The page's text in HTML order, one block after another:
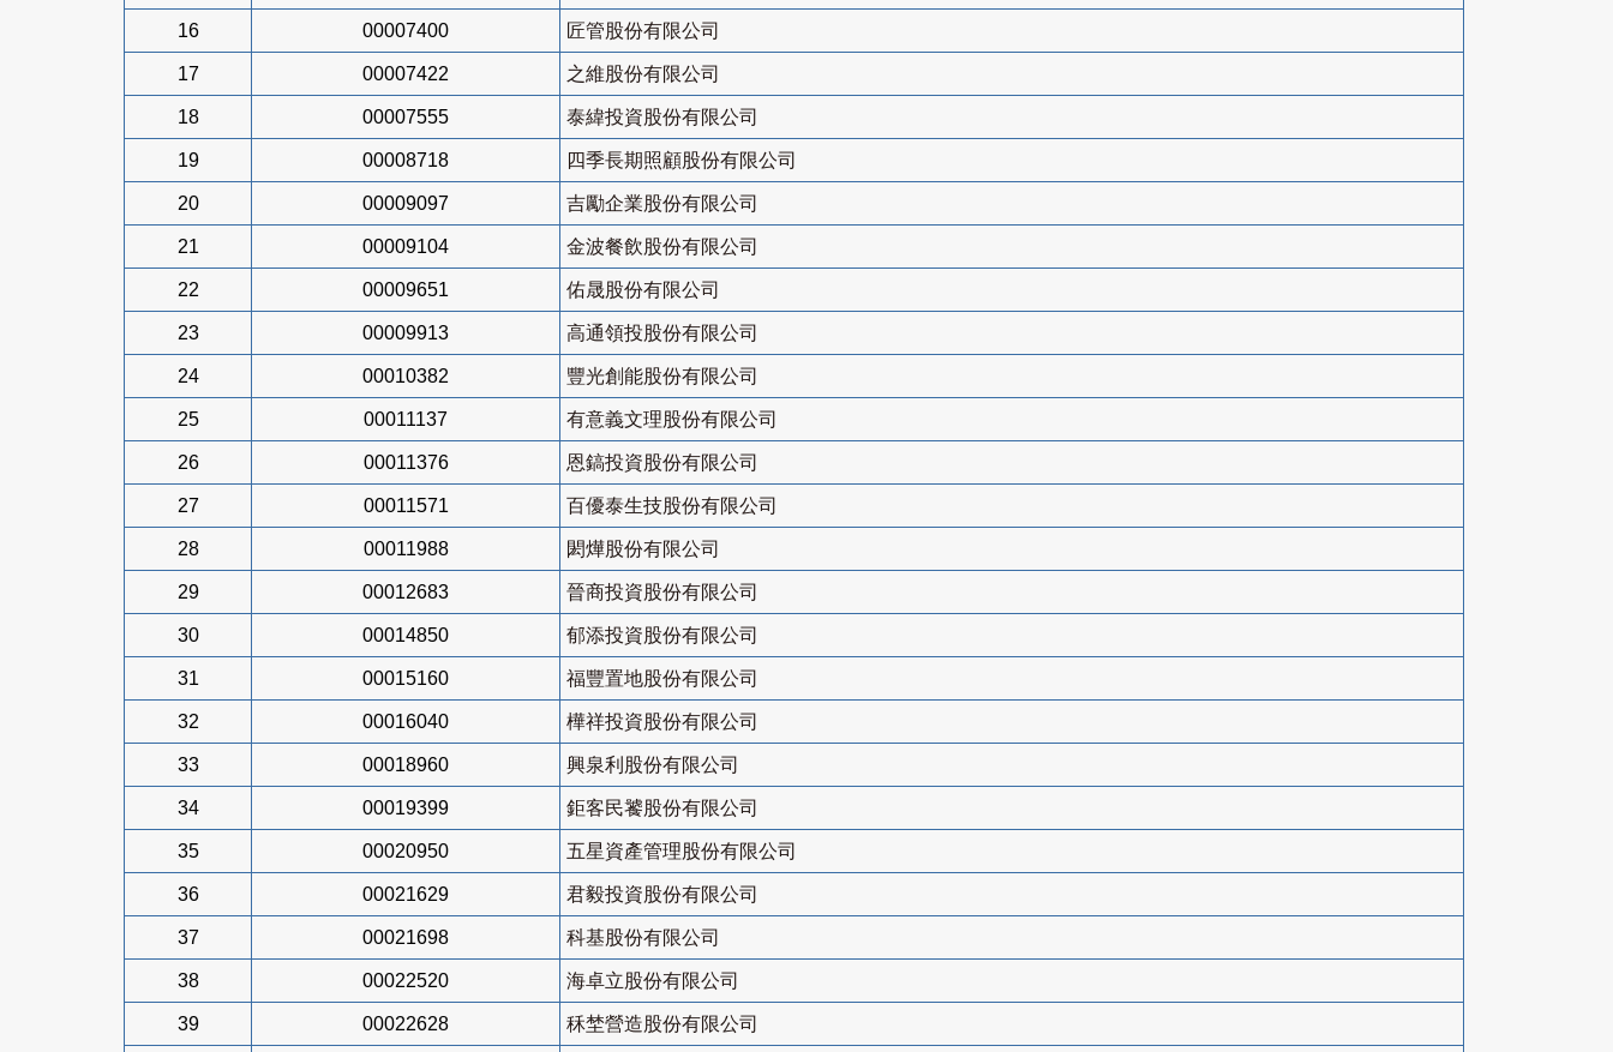
16 00007400 匠管股份有限公司
17 00007422 之維股份有限公司
18 00007555 泰緯投資股份有限公司
19 00008718 四季長期照顧股份有限公司
20 00009097 吉勵企業股份有限公司
21 00009104 金波餐飲股份有限公司
22 00009651 佑晟股份有限公司
23 00009913 高通領投股份有限公司
24 00010382 豐光創能股份有限公司
25 00011137 有意義文理股份有限公司
26 00011376 恩鎬投資股份有限公司
27 00011571 百優泰生技股份有限公司
28 00011988 閎燁股份有限公司
29 00012683 晉商投資股份有限公司
30 00014850 郁添投資股份有限公司
31 00015160 福豐置地股份有限公司
32 00016040 樺祥投資股份有限公司
33 00018960 興泉利股份有限公司
34 00019399 鉅客民饕股份有限公司
35 00020950 五星資產管理股份有限公司
36 00021629 君毅投資股份有限公司
37 00021698 科基股份有限公司
38 00022520 海卓立股份有限公司
39 00022628 秝埜營造股份有限公司